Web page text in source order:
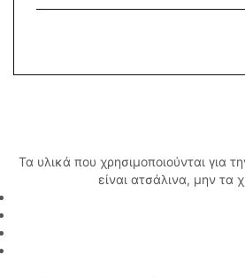
Τα υλικά που χρησιμοποιούνται για
είναι ατσάλινα, μην τα